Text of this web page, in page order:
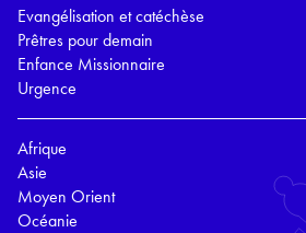
Evangélisation et catéchèse
Prêtres pour demain
Enfance Missionnaire
Urgence
Afrique
Asie
Moyen Orient
Océanie